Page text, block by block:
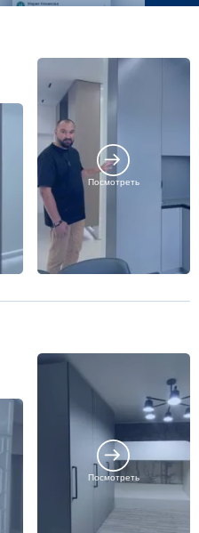
Посмотреть
Посмотреть